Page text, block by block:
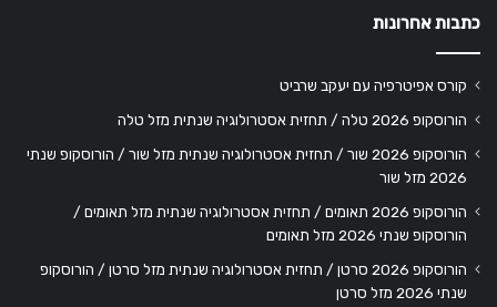
כתבות אחרונות
קורס אפיטרפיה עם יעקב שרביט
הורוסקופ 2026 טלה / תחזית אסטרולוגיה שנתית מזל טלה
הורוסקופ 2026 שור / תחזית אסטרולוגיה שנתית מזל שור / הורוסקופ שנתי
2026 מזל שור
הורוסקופ 2026 תאומים / תחזית אסטרולוגיה שנתית מזל תאומים /
הורוסקופ שנתי 2026 מזל תאומים
הורוסקופ 2026 סרטן / תחזית אסטרולוגיה שנתית מזל סרטן / הורוסקופ
שנתי 2026 מזל סרטן